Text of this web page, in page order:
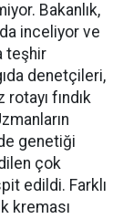
Bakanlık,
inceliyor ve
teşhir
denetçileri,
fındık
genetiği
çok
edildi. Farklı
kreması